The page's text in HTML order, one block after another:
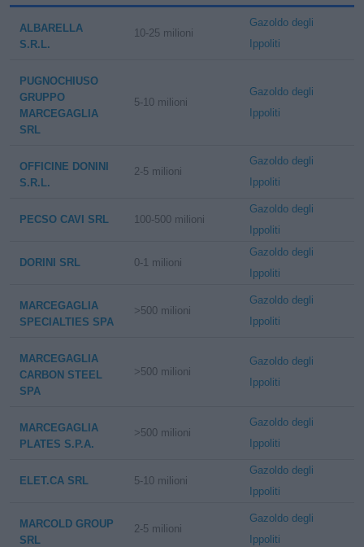
ALBARELLA
S.R.L.
10-25 milioni
Gazoldo degli
Ippoliti
PUGNOCHIUSO
GRUPPO
MARCEGAGLIA
SRL
5-10 milioni
Gazoldo degli
Ippoliti
OFFICINE DONINI
S.R.L.
2-5 milioni
Gazoldo degli
Ippoliti
PECSO CAVI SRL 100-500 milioni
Gazoldo degli
Ippoliti
DORINI SRL 0-1 milioni
Gazoldo degli
Ippoliti
MARCEGAGLIA
SPECIALTIES SPA
>500 milioni
Gazoldo degli
Ippoliti
MARCEGAGLIA
CARBON STEEL
SPA
>500 milioni
Gazoldo degli
Ippoliti
MARCEGAGLIA
PLATES S.P.A.
>500 milioni
Gazoldo degli
Ippoliti
ELET.CA SRL 5-10 milioni
Gazoldo degli
Ippoliti
MARCOLD GROUP
SRL
2-5 milioni
Gazoldo degli
Ippoliti